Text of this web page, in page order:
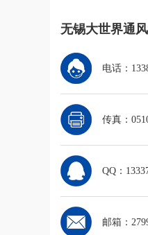
无锡大世界通
电话：
传真：
QQ：
邮箱：